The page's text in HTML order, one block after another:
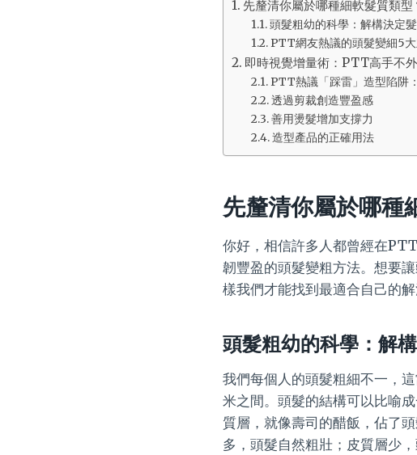
先釐清你屬於哪種細軟髮質類
頭髮粗幼的科學：解構決定
PTT網友熱議的頭髮變細5
即時視覺增量術：PTT高手不
PTT熱議「踩雷」造型陷阱
透過剪裁創造豐盈感
善用燙髮增加支撐力
造型產品的正確用法
先釐清你屬於哪種
你好，相信許多人都曾經在
韌豐盈的頭髮變粗方法。想要
樣我們才能找到最適合自己的解
頭髮粗幼的科學：解
我們每個人的頭髮粗細不一，
米之間。頭髮的結構可以比喻
質層，就像壽司的醋飯，佔了
多，頭髮自然粗壯；皮質層少